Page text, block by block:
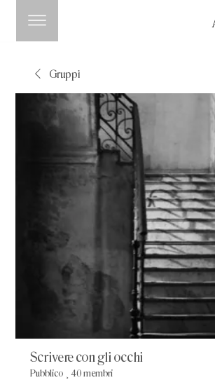
Gruppi
Scrivere con gli occhi
Pubblico 40 membri